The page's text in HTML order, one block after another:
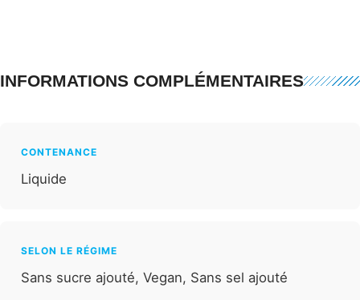
INFORMATIONS COMPLÉMENTAIRES
CONTENANCE
Liquide
SELON LE RÉGIME
Sans sucre ajouté, Vegan, Sans sel ajouté